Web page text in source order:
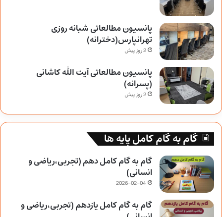
پانسیون مطالعاتی شبانه روزی
تهرانپارس(دخترانه)
2 روز پیش
پانسیون مطالعاتی آیت الله کاشانی
(پسرانه)
2 روز پیش
گام به گام کامل پایه ها
گام به گام کامل دهم (تجربی،ریاضی و
انسانی)
2026-02-04
گام به گام کامل یازدهم (تجربی،ریاضی و